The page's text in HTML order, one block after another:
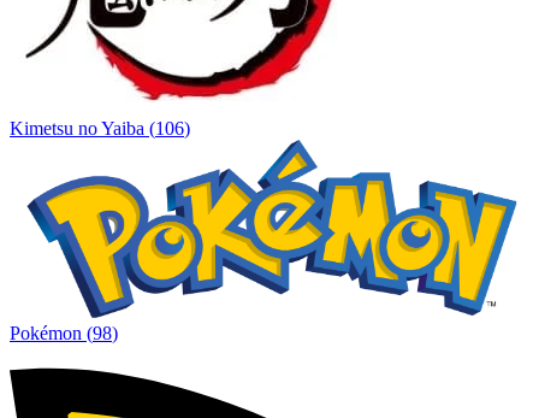
Kimetsu no Yaiba (106)
Pokémon (98)